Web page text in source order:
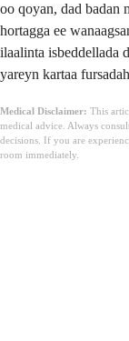
oo qoyan, dad badan
hortagga ee
ilaalinta isbeddellada
yareyn kartaa
Medical Disclaimer: This
medical advice. Always
decisions. If you are
room immediately.